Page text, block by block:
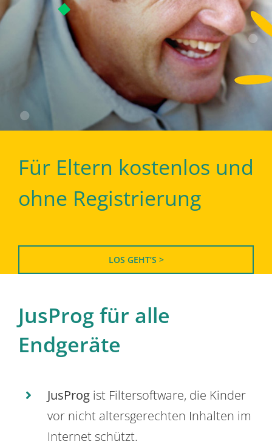
Für Eltern kostenlos und
ohne Registrierung
LOS GEHT’S >
JusProg für alle
Endgeräte
JusProg ist Filtersoftware, die Kinder
vor nicht altersgerechten Inhalten im
Internet schützt.